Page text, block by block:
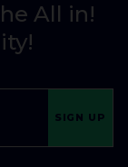
All in!
SIGN UP